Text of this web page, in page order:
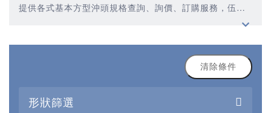
提供各式基本方型沖頭規格查詢、詢價、訂購服務，伍全
企業深耕模具產業多年，秉持著優質品質、合理價格、多
產品
清除條件
形狀篩選